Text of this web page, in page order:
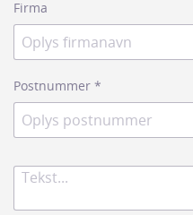
Firma
Postnummer *